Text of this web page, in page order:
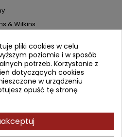
& Wilkins
Zniżka 10,08 zł
Brutto
dni przed promocją:90,72 zł
u wydawcy)
pliki cookies w celu
poziomie i w sposób
potrzeb. Korzystanie z
dotyczących cookies
w urządzeniu
opuść tę stronę